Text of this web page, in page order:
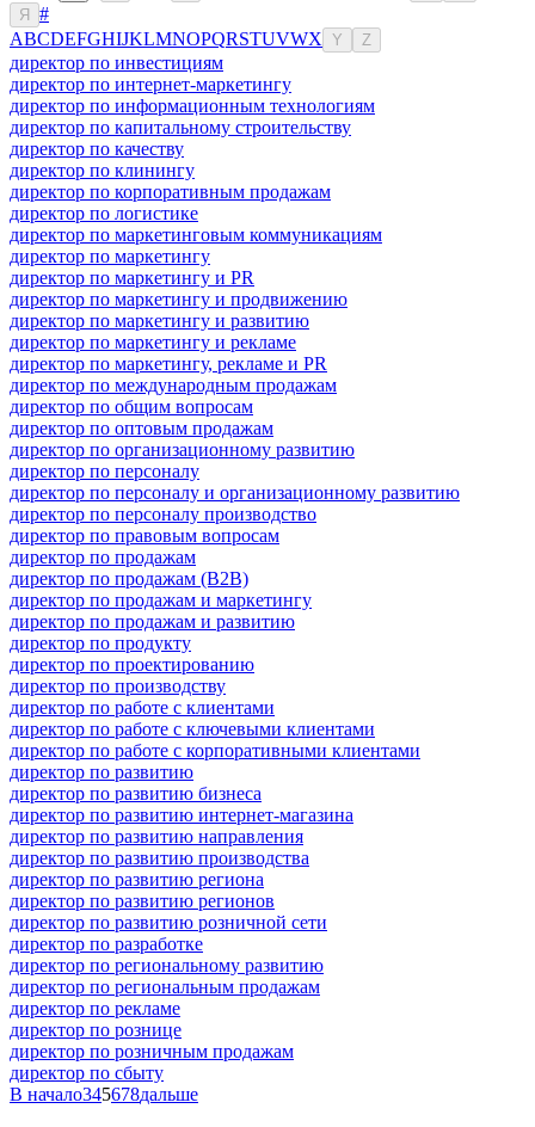
Я
#
ABCDEFGHIJKLMNOPQRSTUVWX Y Z
директор по инвестициям
директор по интернет-маркетингу
директор по информационным технологиям
директор по капитальному строительству
директор по качеству
директор по клинингу
директор по корпоративным продажам
директор по логистике
директор по маркетинговым коммуникациям
директор по маркетингу
директор по маркетингу и PR
директор по маркетингу и продвижению
директор по маркетингу и развитию
директор по маркетингу и рекламе
директор по маркетингу, рекламе и PR
директор по международным продажам
директор по общим вопросам
директор по оптовым продажам
директор по организационному развитию
директор по персоналу
директор по персоналу и организационному развитию
директор по персоналу производство
директор по правовым вопросам
директор по продажам
директор по продажам (B2B)
директор по продажам и маркетингу
директор по продажам и развитию
директор по продукту
директор по проектированию
директор по производству
директор по работе с клиентами
директор по работе с ключевыми клиентами
директор по работе с корпоративными клиентами
директор по развитию
директор по развитию бизнеса
директор по развитию интернет-магазина
директор по развитию направления
директор по развитию производства
директор по развитию региона
директор по развитию регионов
директор по развитию розничной сети
директор по разработке
директор по региональному развитию
директор по региональным продажам
директор по рекламе
директор по рознице
директор по розничным продажам
директор по сбыту
В начало345678дальше